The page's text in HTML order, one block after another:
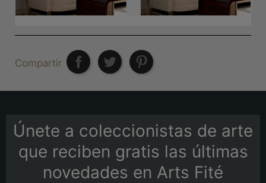
Compartir
Únete a coleccionistas de arte
que reciben gratis las últimas
novedades en Arts Fité